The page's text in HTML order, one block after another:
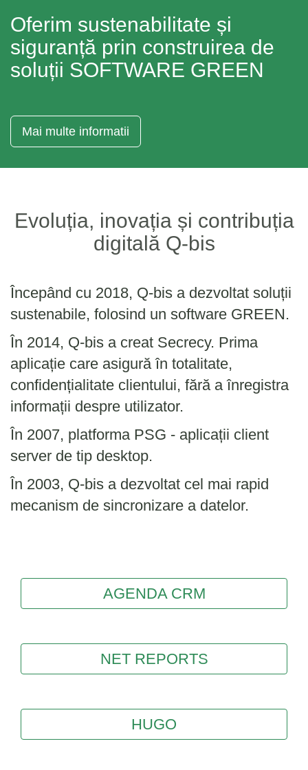
Oferim sustenabilitate și
siguranță prin construirea de
soluții SOFTWARE GREEN
Mai multe informatii
Evoluția, inovația și contribuția
digitală Q-bis
Începând cu 2018, Q-bis a dezvoltat soluții
sustenabile, folosind un software GREEN.
În 2014, Q-bis a creat Secrecy. Prima
aplicație care asigură în totalitate,
confidențialitate clientului, fără a înregistra
informații despre utilizator.
În 2007, platforma PSG - aplicații client
server de tip desktop.
În 2003, Q-bis a dezvoltat cel mai rapid
mecanism de sincronizare a datelor.
AGENDA CRM
NET REPORTS
HUGO